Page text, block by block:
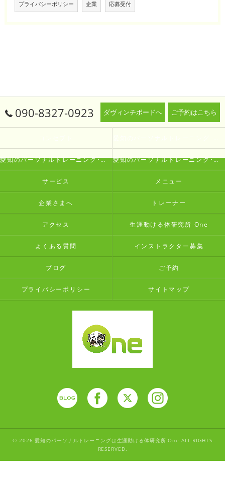
プライバシーポリシー 企業 応募受付
090-8327-0923 ダヴィンチボードへ ご予約はこちら
愛知のパーソナルトレーニング･生涯動ける体研究所 Oneの評判 愛知のパーソナルトレーニング･生涯動ける体研究所 Oneのお客様の声
サービス メニュー
企業さまへ トレーナー
アクセス 生涯動ける体研究所 One
よくある質問 インストラクター募集
ブログ ご予約
プライバシーポリシー サイトマップ
© 2026 愛知のパーソナルトレーニングは生涯動ける体研究所 One ALL RIGHTS
RESERVED.